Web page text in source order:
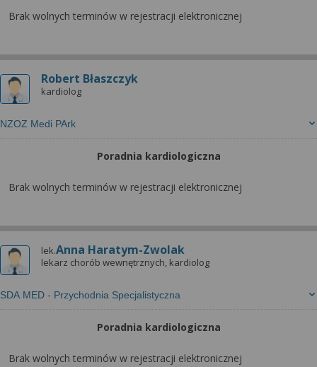
Brak wolnych terminów w rejestracji elektronicznej
Robert Błaszczyk
kardiolog
NZOZ Medi PArk
Poradnia kardiologiczna
Brak wolnych terminów w rejestracji elektronicznej
lek.Anna Haratym-Zwolak
lekarz chorób wewnętrznych, kardiolog
SDA MED - Przychodnia Specjalistyczna
Poradnia kardiologiczna
Brak wolnych terminów w rejestracji elektronicznej